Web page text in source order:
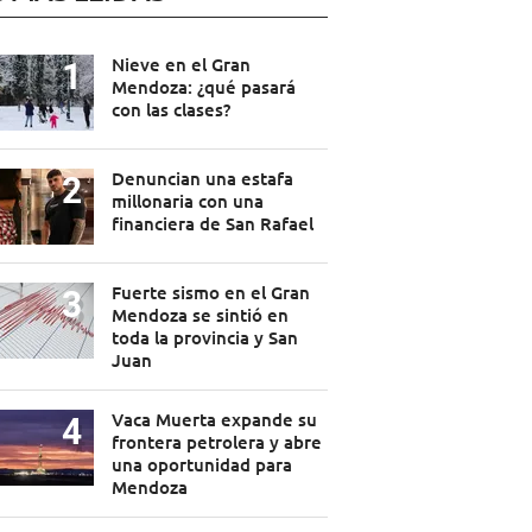
Nieve en el Gran
Mendoza: ¿qué pasará
con las clases?
Denuncian una estafa
millonaria con una
financiera de San Rafael
Fuerte sismo en el Gran
Mendoza se sintió en
toda la provincia y San
Juan
Vaca Muerta expande su
frontera petrolera y abre
una oportunidad para
Mendoza